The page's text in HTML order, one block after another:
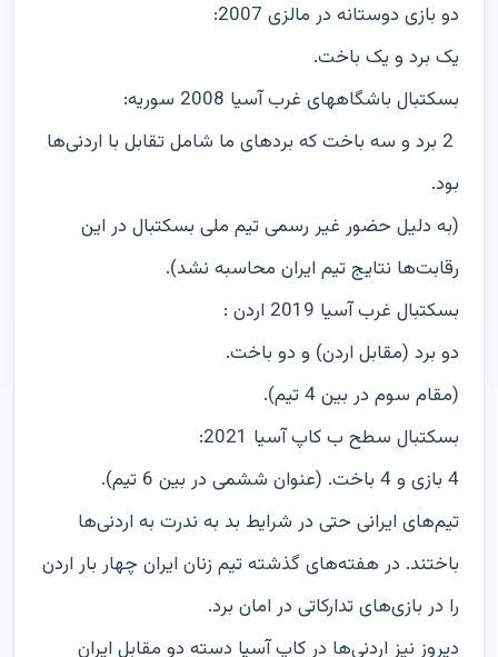
دو بازی دوستانه در مالزی 2007:
یک برد و یک باخت.
بسکتبال باشگاههای غرب آسیا 2008 سوریه:
2 برد و سه باخت که بردهای ما شامل تقابل با اردنی‌ها
بود.
(به دلیل حضور غیر رسمی تیم ملی بسکتبال در این
رقابت‌ها نتایج تیم ایران محاسبه نشد).
بسکتبال غرب آسیا 2019 اردن :
دو برد (مقابل اردن) و دو باخت.
(مقام سوم در بین 4 تیم).
بسکتبال سطح ب کاپ آسیا 2021:
4 بازی و 4 باخت. (عنوان ششمی در بین 6 تیم).
تیم‌های ایرانی حتی در شرایط بد به ندرت به اردنی‌ها
باختند. در هفته‌های گذشته تیم زنان ایران چهار بار اردن
را در بازی‌های تدارکاتی در امان برد.
دیروز نیز اردنی‌ها در کاپ آسیا دسته دو مقابل ایران